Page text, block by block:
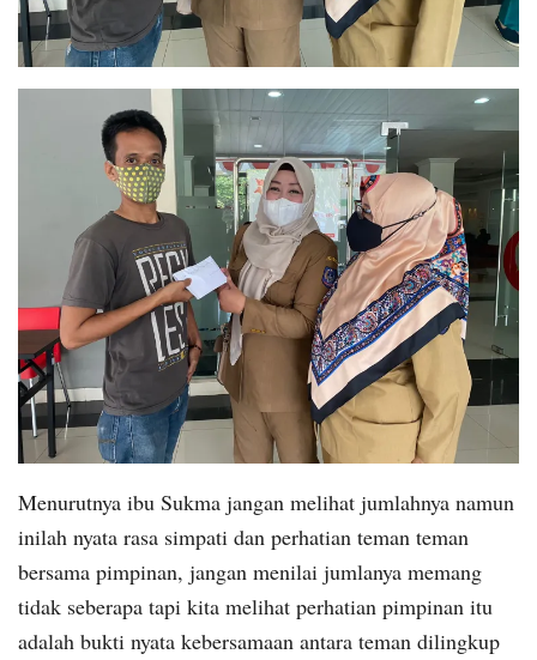
Menurutnya ibu Sukma jangan melihat jumlahnya namun
inilah nyata rasa simpati dan perhatian teman teman
bersama pimpinan, jangan menilai jumlanya memang
tidak seberapa tapi kita melihat perhatian pimpinan itu
adalah bukti nyata kebersamaan antara teman dilingkup